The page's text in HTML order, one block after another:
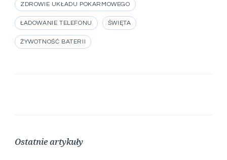
ZDROWIE UKŁADU POKARMOWEGO
ŁADOWANIE TELEFONU ŚWIĘTA
ŻYWOTNOŚĆ BATERII
Ostatnie artykuły